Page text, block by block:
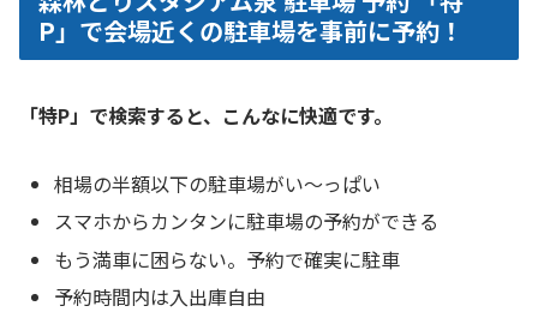
P」で会場近くの駐車場を事前に予約！
「特P」で検索すると、こんなに快適です。
相場の半額以下の駐車場がい〜っぱい
スマホからカンタンに駐車場の予約ができる
もう満車に困らない。予約で確実に駐車
予約時間内は入出庫自由